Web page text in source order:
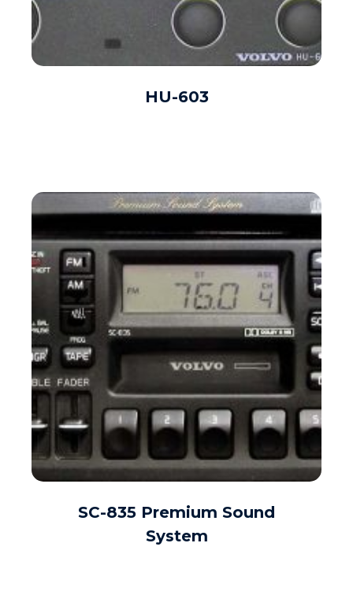
DAUGIAU
HU-603
DAUGIAU
SC-835 Premium Sound
System